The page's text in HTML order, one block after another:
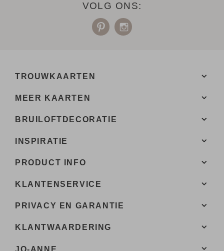
VOLG ONS:
TROUWKAARTEN
MEER KAARTEN
BRUILOFTDECORATIE
INSPIRATIE
PRODUCT INFO
KLANTENSERVICE
PRIVACY EN GARANTIE
KLANTWAARDERING